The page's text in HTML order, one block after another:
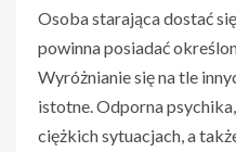
Osoba starająca dostać
powinna posiadać
Wyróżnianie się na tle
istotne. Odporna
ciężkich sytuacjach, a